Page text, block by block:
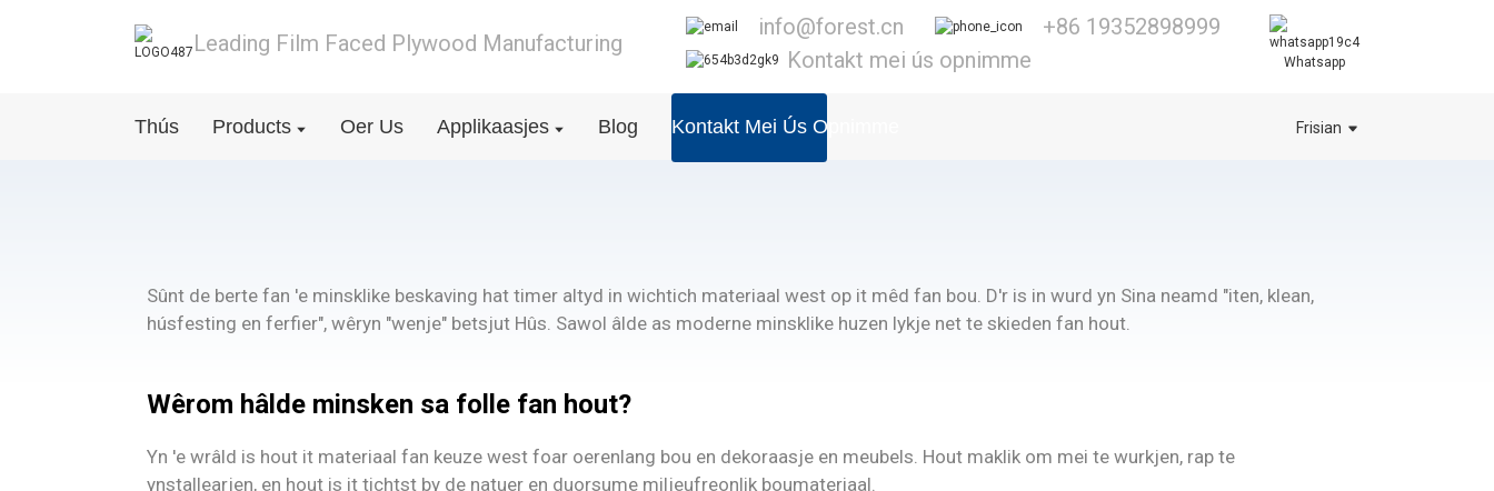
Leading Film Faced Plywood Manufacturing
info@forest.cn
+86 19352898999
Kontakt mei ús opnimme
Whatsapp
Thús Products Oer Us Applikaasjes Blog Kontakt Mei Ús Opnimme Frisian
Sûnt de berte fan 'e minsklike beskaving hat timer altyd in wichtich materiaal west op it mêd fan bou. D'r is in wurd yn Sina neamd "iten, klean,
húsfesting en ferfier", wêryn "wenje" betsjut Hûs. Sawol âlde as moderne minsklike huzen lykje net te skieden fan hout.
Wêrom hâlde minsken sa folle fan hout?
Yn 'e wrâld is hout it materiaal fan keuze west foar oerenlang bou en dekoraasje en meubels. Hout maklik om mei te wurkjen, rap te
ynstallearjen, en hout is it tichtst by de natuer en duorsume miljeufreonlik boumateriaal.